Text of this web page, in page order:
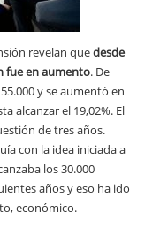
revelan quedesde
fue en aumento. De
y se aumentó en
alcanzar el 19,02%. El
de tres años.
con la idea iniciada a
los 30.000
años y eso ha ido
económico.